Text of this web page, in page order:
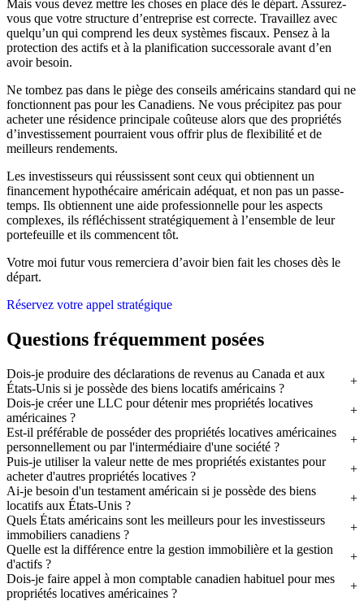
Mais vous devez mettre les choses en place dès le départ. Assurez-
vous que votre structure d’entreprise est correcte. Travaillez avec
quelqu’un qui comprend les deux systèmes fiscaux. Pensez à la
protection des actifs et à la planification successorale avant d’en
avoir besoin.
Ne tombez pas dans le piège des conseils américains standard qui ne
fonctionnent pas pour les Canadiens. Ne vous précipitez pas pour
acheter une résidence principale coûteuse alors que des propriétés
d’investissement pourraient vous offrir plus de flexibilité et de
meilleurs rendements.
Les investisseurs qui réussissent sont ceux qui obtiennent un
financement hypothécaire américain adéquat, et non pas un passe-
temps. Ils obtiennent une aide professionnelle pour les aspects
complexes, ils réfléchissent stratégiquement à l’ensemble de leur
portefeuille et ils commencent tôt.
Votre moi futur vous remerciera d’avoir bien fait les choses dès le
départ.
Réservez votre appel stratégique
Questions fréquemment posées
Dois-je produire des déclarations de revenus au Canada et aux
États-Unis si je possède des biens locatifs américains ?
Dois-je créer une LLC pour détenir mes propriétés locatives
américaines ?
Est-il préférable de posséder des propriétés locatives américaines
personnellement ou par l'intermédiaire d'une société ?
Puis-je utiliser la valeur nette de mes propriétés existantes pour
acheter d'autres propriétés locatives ?
Ai-je besoin d'un testament américain si je possède des biens
locatifs aux États-Unis ?
Quels États américains sont les meilleurs pour les investisseurs
immobiliers canadiens ?
Quelle est la différence entre la gestion immobilière et la gestion
d'actifs ?
Dois-je faire appel à mon comptable canadien habituel pour mes
propriétés locatives américaines ?